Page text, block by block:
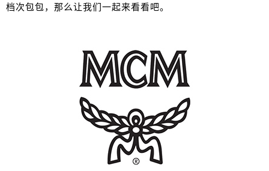
档次包包， 那么让我们一起来看看吧。